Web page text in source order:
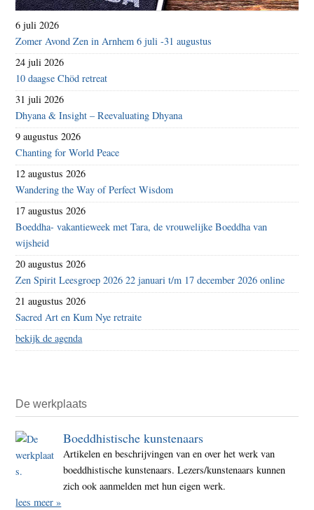
6 juli 2026
Zomer Avond Zen in Arnhem 6 juli -31 augustus
24 juli 2026
10 daagse Chöd retreat
31 juli 2026
Dhyana & Insight – Reevaluating Dhyana
9 augustus 2026
Chanting for World Peace
12 augustus 2026
Wandering the Way of Perfect Wisdom
17 augustus 2026
Boeddha- vakantieweek met Tara, de vrouwelijke Boeddha van
wijsheid
20 augustus 2026
Zen Spirit Leesgroep 2026 22 januari t/m 17 december 2026 online
21 augustus 2026
Sacred Art en Kum Nye retraite
bekijk de agenda
De werkplaats
Boeddhistische kunstenaars
Artikelen en beschrijvingen van en over het werk van
boeddhistische kunstenaars. Lezers/kunstenaars kunnen
zich ook aanmelden met hun eigen werk.
lees meer »